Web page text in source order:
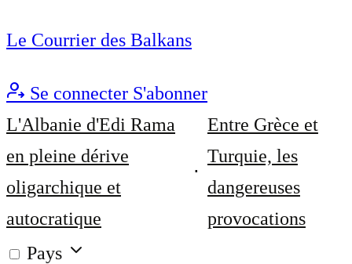
Le Courrier des Balkans
Se connecter S'abonner
L'Albanie d'Edi Rama
en pleine dérive
oligarchique et
autocratique
Entre Grèce et
Turquie, les
dangereuses
provocations
Pays